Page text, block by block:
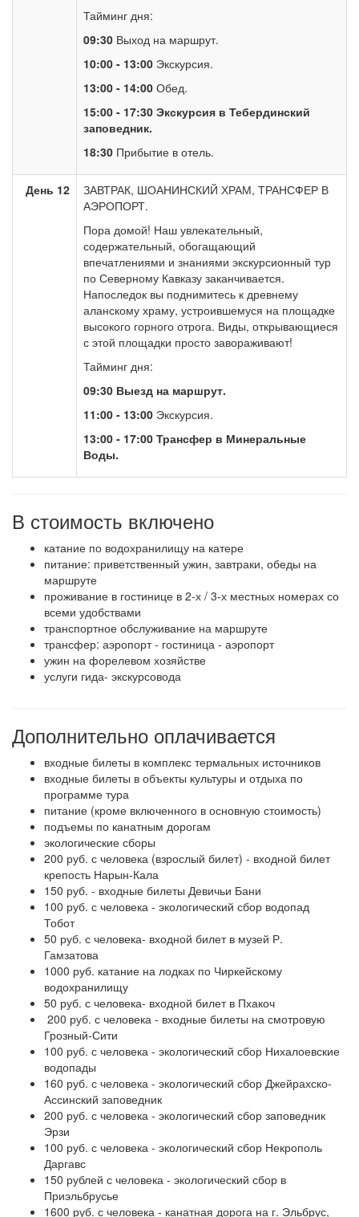
Тайминг дня:
09:30 Выход на маршрут.
10:00 - 13:00 Экскурсия.
13:00 - 14:00 Обед.
15:00 - 17:30 Экскурсия в Тебердинский
заповедник.
18:30 Прибытие в отель.
День 12
ЗАВТРАК, ШОАНИНСКИЙ ХРАМ, ТРАНСФЕР В
АЭРОПОРТ.
Пора домой! Наш увлекательный,
содержательный, обогащающий
впечатлениями и знаниями экскурсионный тур
по Северному Кавказу заканчивается.
Напоследок вы поднимитесь к древнему
аланскому храму, устроившемуся на площадке
высокого горного отрога. Виды, открывающиеся
с этой площадки просто завораживают!
Тайминг дня:
09:30 Выезд на маршрут.
11:00 - 13:00 Экскурсия.
13:00 - 17:00 Трансфер в Минеральные
Воды.
В стоимость включено
катание по водохранилищу на катере
питание: приветственный ужин, завтраки, обеды на
маршруте
проживание в гостинице в 2-х / 3-х местных номерах со
всеми удобствами
транспортное обслуживание на маршруте
трансфер: аэропорт - гостиница - аэропорт
ужин на форелевом хозяйстве
услуги гида- экскурсовода
Дополнительно оплачивается
входные билеты в комплекс термальных источников
входные билеты в объекты культуры и отдыха по
программе тура
питание (кроме включенного в основную стоимость)
подъемы по канатным дорогам
экологические сборы
200 руб. с человека (взрослый билет) - входной билет
крепость Нарын-Кала
150 руб. - входные билеты Девичьи Бани
100 руб. с человека - экологический сбор водопад
Тобот
50 руб. с человека- входной билет в музей Р.
Гамзатова
1000 руб. катание на лодках по Чиркейскому
водохранилищу
50 руб. с человека- входной билет в Пхакоч
200 руб. с человека - входные билеты на смотровую
Грозный-Сити
100 руб. с человека - экологический сбор Нихалоевские
водопады
160 руб. с человека - экологический сбор Джейрахско-
Ассинский заповедник
200 руб. с человека - экологический сбор заповедник
Эрзи
100 руб. с человека - экологический сбор Некрополь
Даргавс
150 рублей с человека - экологический сбор в
Приэльбрусье
1600 руб. с человека - канатная дорога на г. Эльбрус,